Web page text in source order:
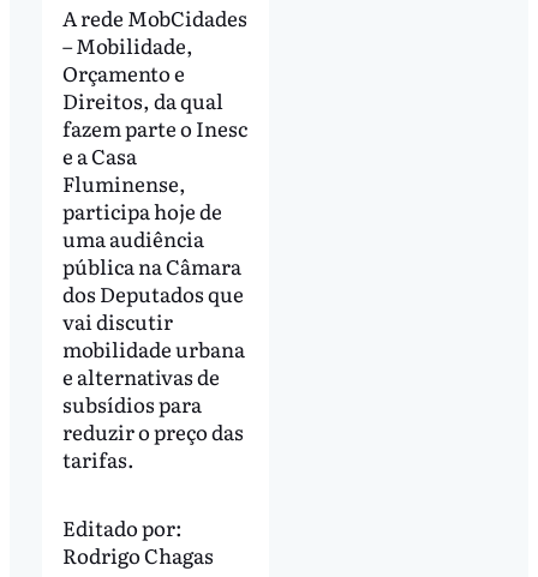
A rede MobCidades
– Mobilidade,
Orçamento e
Direitos, da qual
fazem parte o Inesc
e a Casa
Fluminense,
participa hoje de
uma audiência
pública na Câmara
dos Deputados que
vai discutir
mobilidade urbana
e alternativas de
subsídios para
reduzir o preço das
tarifas.
Editado por:
Rodrigo Chagas